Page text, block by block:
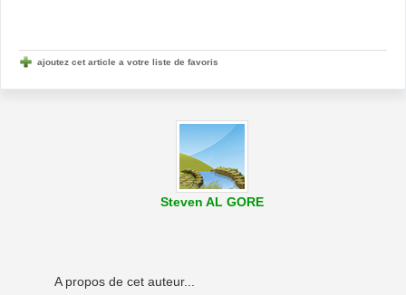
ajoutez cet article a votre liste de favoris
Steven AL GORE
A propos de cet auteur...